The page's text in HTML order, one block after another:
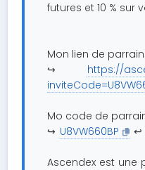
futures et 10 % sur
Mon lien de
↪️
https://
Mo code de
↪️ U8VW660BP ↩️
Ascendex est une